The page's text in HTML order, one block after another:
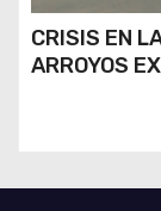
CRISIS EN
ARROYOS